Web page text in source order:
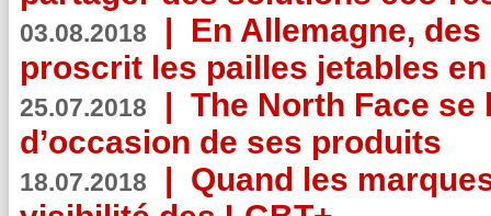
03.08.2018 | En Allemagne,
proscrit les pailles jetables
25.07.2018 | The North Face se
d’occasion de ses produits
18.07.2018 | Quand les